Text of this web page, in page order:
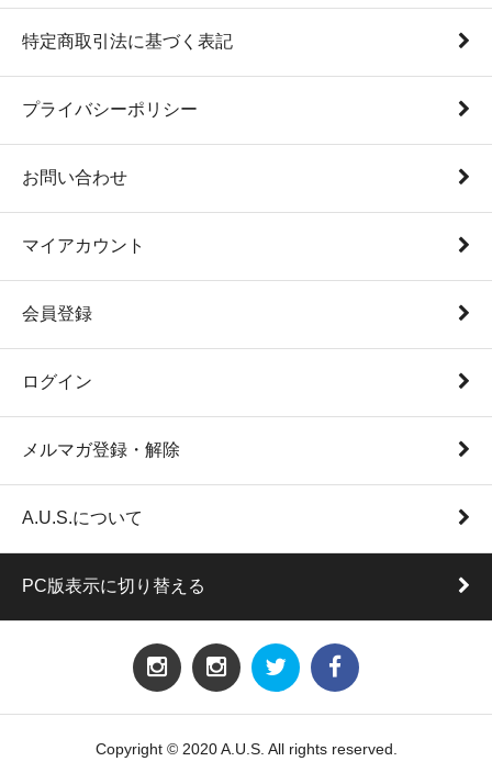
特定商取引法に基づく表記
プライバシーポリシー
お問い合わせ
マイアカウント
会員登録
ログイン
メルマガ登録・解除
A.U.S.について
PC版表示に切り替える
Copyright © 2020 A.U.S. All rights reserved.